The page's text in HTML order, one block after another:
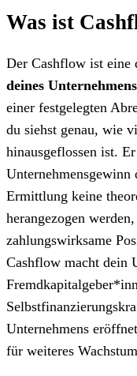
Was ist
Der Cashflow ist eine
deines Unternehmens
einer festgelegten
du siehst genau, wie
hinausgeflossen ist.
Unternehmensgewinn
Ermittlung keine
herangezogen
zahlungswirksame
Cashflow macht dein
Unternehmens
für weiteres